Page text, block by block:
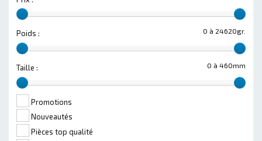
0 à 24620gr.
Poids :
0 à 460mm
Taille :
Promotions
Nouveautés
Pièces top qualité